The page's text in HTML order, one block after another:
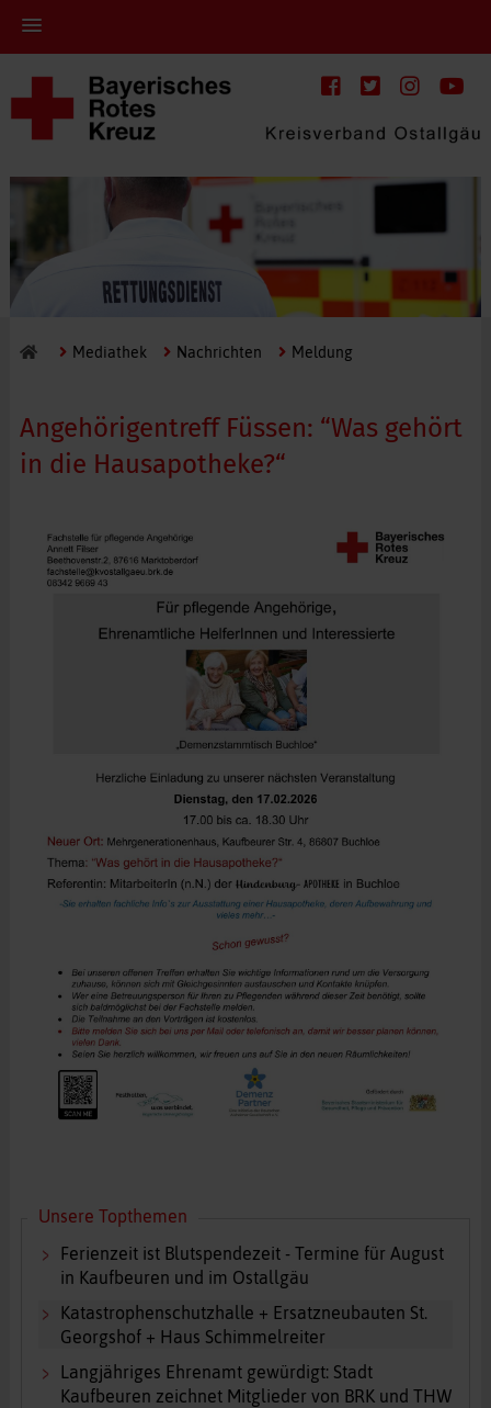
Mediathek Nachrichten Meldung
Angehörigentreff Füssen: “Was gehört
in die Hausapotheke?“
Unsere Topthemen
Ferienzeit ist Blutspendezeit - Termine für August
in Kaufbeuren und im Ostallgäu
Katastrophenschutzhalle + Ersatzneubauten St.
Georgshof + Haus Schimmelreiter
Langjähriges Ehrenamt gewürdigt: Stadt
Kaufbeuren zeichnet Mitglieder von BRK und THW